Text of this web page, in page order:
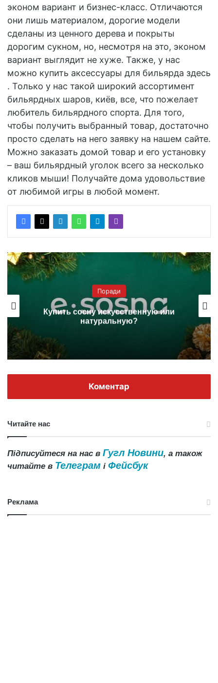
эконом вариант и бизнес-класс. Отличаются
они лишь материалом, дорогие модели
сделаны из ценного дерева и покрыты
дорогим сукном, но, несмотря на это, эконом
вариант выглядит не хуже. Также, у нас
можно купить аксессуары для бильярда здесь
. Только у нас такой широкий ассортимент
бильярдных шаров, киёв, все, что пожелает
любитель бильярдного спорта. Для того,
чтобы получить выбранный товар, достаточно
просто сделать на него заявку на нашем сайте.
Можно заказать домой товар и его установку
– ваш бильярдный уголок всего за несколько
кликов мыши! Получайте дома удовольствие
от любимой игры в любой момент.
Поради
Купить сосну искусственную или
натуральную?
Коментар
Читайте нас
Підписуйтеся на нас в Гугл Новини, а також
читайте в Телеграм і Фейсбук
Реклама